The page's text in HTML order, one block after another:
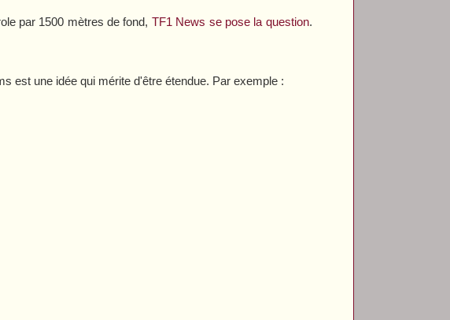
par 1500 mètres de fond, TF1 News se pose la question.
est une idée qui mérite d'être étendue. Par exemple :